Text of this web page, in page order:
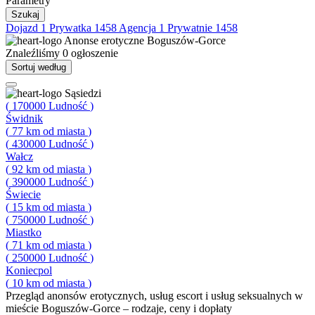
Szukaj
Dojazd 1 Prywatka 1458 Agencja 1 Prywatnie 1458
Anonse erotyczne Boguszów-Gorce
Znaleźliśmy 0 ogłoszenie
Sortuj według
Sąsiedzi
( 170000 Ludność )
Świdnik
( 77 km od miasta )
( 430000 Ludność )
Wałcz
( 92 km od miasta )
( 390000 Ludność )
Świecie
( 15 km od miasta )
( 750000 Ludność )
Miastko
( 71 km od miasta )
( 250000 Ludność )
Koniecpol
( 10 km od miasta )
Przegląd anonsów erotycznych, usług escort i usług seksualnych w
mieście Boguszów-Gorce – rodzaje, ceny i dopłaty